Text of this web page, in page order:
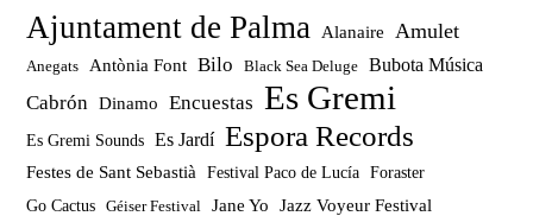
Ajuntament de Palma Alanaire Amulet
Anegats Antònia Font Bilo Black Sea Deluge Bubota Música
Cabrón Dinamo Encuestas Es Gremi
Es Gremi Sounds Es Jardí Espora Records
Festes de Sant Sebastià Festival Paco de Lucía Foraster
Go Cactus Géiser Festival Jane Yo
Jazz Voyeur Festival